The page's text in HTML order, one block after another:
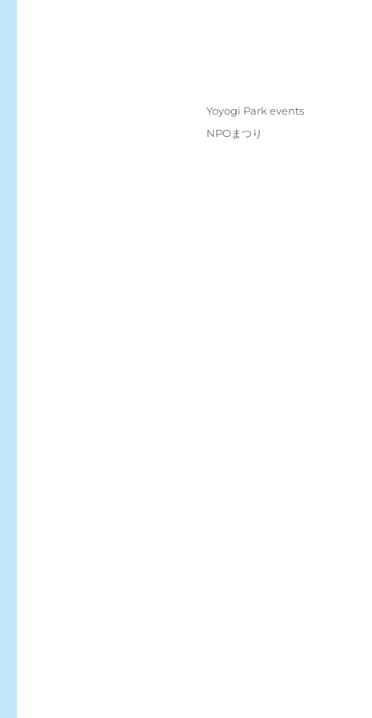
Posted
on
Categories
Yoyogi Park events
Tags
NPOまつり